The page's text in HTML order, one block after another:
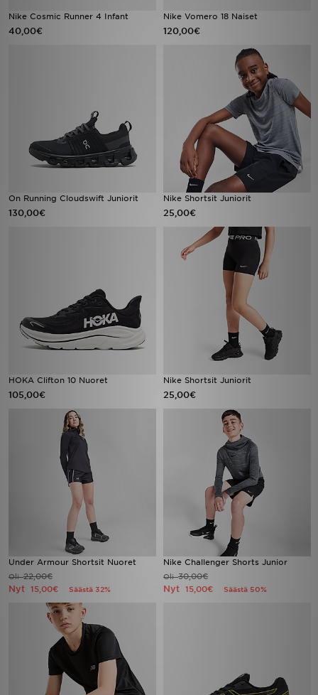
Nike Cosmic Runner 4 Infant
40,00€
Nike Vomero 18 Naiset
120,00€
On Running Cloudswift Juniorit
130,00€
Nike Shortsit Juniorit
25,00€
HOKA Clifton 10 Nuoret
105,00€
Nike Shortsit Juniorit
25,00€
Under Armour Shortsit Nuoret
Oli22,00€
Nyt 15,00€ Säästä 32%
Nike Challenger Shorts Junior
Oli30,00€
Nyt 15,00€ Säästä 50%